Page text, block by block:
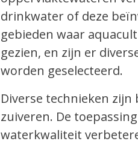
drinkwater of deze
gebieden waar
gezien, en zijn er
worden geselecteerd.
Diverse technieken
zuiveren. De
waterkwaliteit